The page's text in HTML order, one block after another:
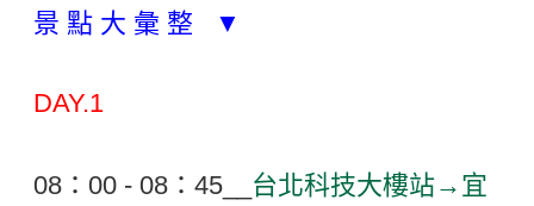
景 點 大 彙 整 ▼
DAY.1
08：00 - 08：45__ 台北科技大樓站→宜